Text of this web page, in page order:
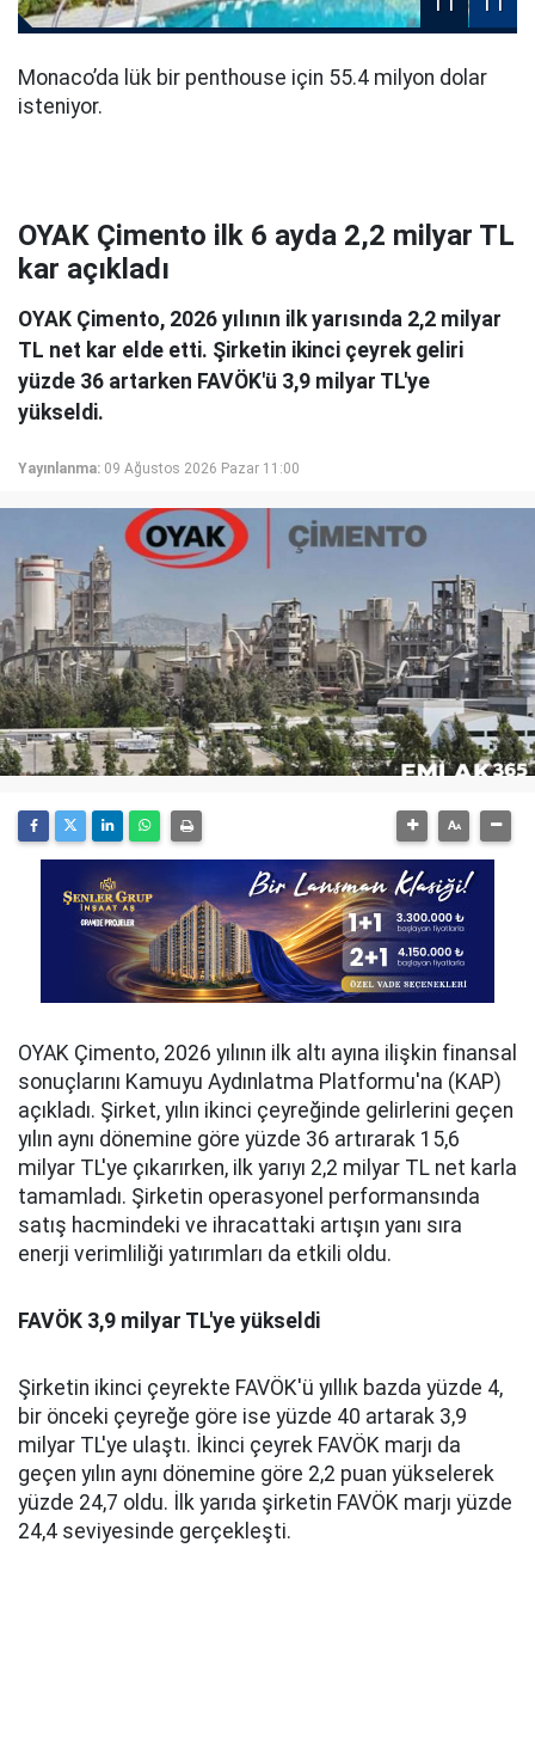
Monaco’da lük bir penthouse için 55.4 milyon dolar
isteniyor.
OYAK Çimento ilk 6 ayda 2,2 milyar TL
kar açıkladı
OYAK Çimento, 2026 yılının ilk yarısında 2,2 milyar
TL net kar elde etti. Şirketin ikinci çeyrek geliri
yüzde 36 artarken FAVÖK'ü 3,9 milyar TL'ye
yükseldi.
Yayınlanma: 09 Ağustos 2026 Pazar 11:00
OYAK Çimento, 2026 yılının ilk altı ayına ilişkin finansal
sonuçlarını Kamuyu Aydınlatma Platformu'na (KAP)
açıkladı. Şirket, yılın ikinci çeyreğinde gelirlerini geçen
yılın aynı dönemine göre yüzde 36 artırarak 15,6
milyar TL'ye çıkarırken, ilk yarıyı 2,2 milyar TL net karla
tamamladı. Şirketin operasyonel performansında
satış hacmindeki ve ihracattaki artışın yanı sıra
enerji verimliliği yatırımları da etkili oldu.
FAVÖK 3,9 milyar TL'ye yükseldi
Şirketin ikinci çeyrekte FAVÖK'ü yıllık bazda yüzde 4,
bir önceki çeyreğe göre ise yüzde 40 artarak 3,9
milyar TL'ye ulaştı. İkinci çeyrek FAVÖK marjı da
geçen yılın aynı dönemine göre 2,2 puan yükselerek
yüzde 24,7 oldu. İlk yarıda şirketin FAVÖK marjı yüzde
24,4 seviyesinde gerçekleşti.